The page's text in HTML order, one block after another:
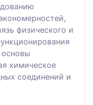
физического и
химическое
соединений и